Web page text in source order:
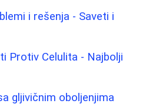
i rešenja - Saveti i
Protiv Celulita - Najbolji
gljivičnim oboljenjima